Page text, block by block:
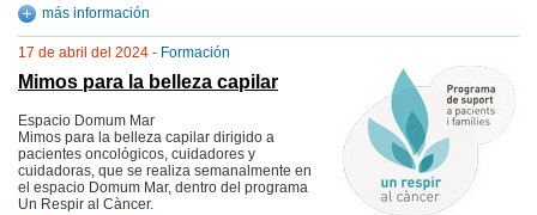
más información
17 de abril del 2024 - Formación
Mimos para la belleza capilar
Espacio Domum Mar
Mimos para la belleza capilar dirigido a
pacientes oncológicos, cuidadores y
cuidadoras, que se realiza semanalmente en
el espacio Domum Mar, dentro del programa
Un Respir al Càncer.